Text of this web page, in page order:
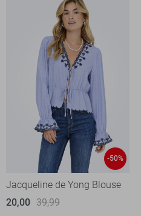
-50%
Jacqueline de Yong Blouse
20,00 39,99